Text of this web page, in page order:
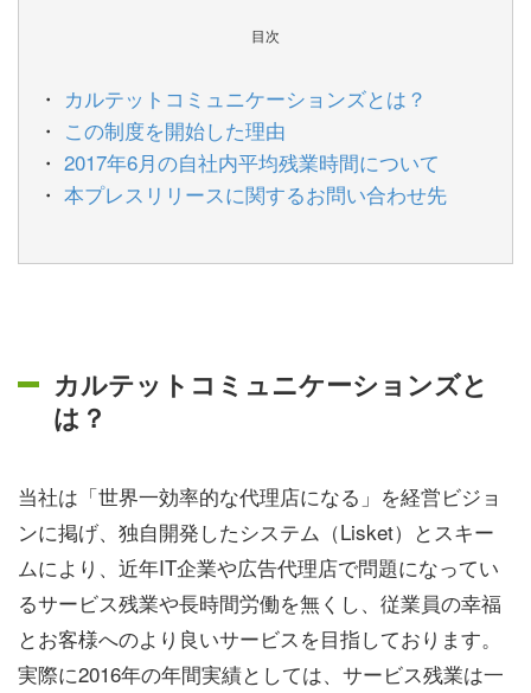
目次
カルテットコミュニケーションズとは？
この制度を開始した理由
2017年6月の自社内平均残業時間について
本プレスリリースに関するお問い合わせ先
カルテットコミュニケーションズと
は？
当社は「世界一効率的な代理店になる」を経営ビジョ
ンに掲げ、独自開発したシステム（Lisket）とスキー
ムにより、近年IT企業や広告代理店で問題になってい
るサービス残業や長時間労働を無くし、従業員の幸福
とお客様へのより良いサービスを目指しております。
実際に2016年の年間実績としては、サービス残業は一